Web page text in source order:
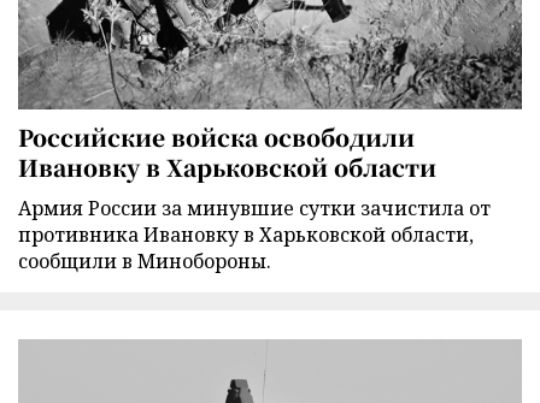
Российские войска освободили
Ивановку в Харьковской области
Армия России за минувшие сутки зачистила от
противника Ивановку в Харьковской области,
сообщили в Минобороны.